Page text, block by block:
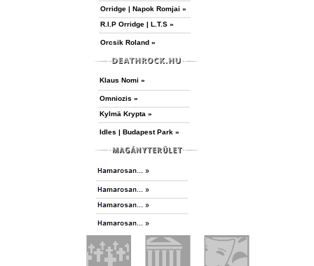
Orridge | Napok Romjai »
R.I.P Orridge | L.T.S »
Orcsik Roland »
Klaus Nomi »
Omniozis »
Kylmä Krypta »
Idles | Budapest Park »